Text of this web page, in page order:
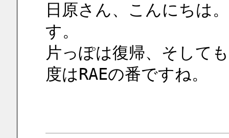
日原さん、こんにちは
す。
片っぽは復帰、そして
度はRAEの番ですね。